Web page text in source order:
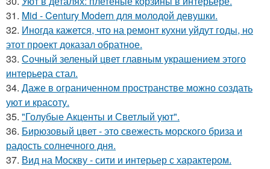
31. Mid - Century Modern для молодой девушки.
32. Иногда кажется, что на ремонт кухни уйдут годы, но
этот проект доказал обратное.
33. Сочный зеленый цвет главным украшением этого
интерьера стал.
34. Даже в ограниченном пространстве можно создать
уют и красоту.
35. "Голубые Акценты и Светлый уют".
36. Бирюзовый цвет - это свежесть морского бриза и
радость солнечного дня.
37. Вид на Москву - сити и интерьер с характером.